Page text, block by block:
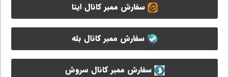
سفارش ممبر کانال ایتا
سفارش ممبر کانال بله
سفارش ممبر کانال سروش